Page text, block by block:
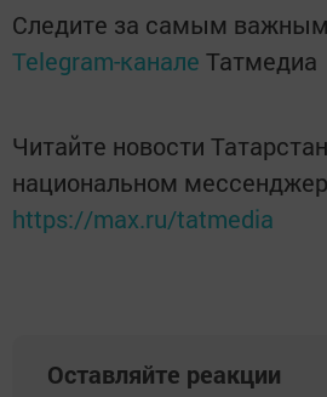
Следите за самым
Telegram-канале Татмедиа
Читайте новости
национальном
https://max.ru/tatmedia
Оставляйте реакции